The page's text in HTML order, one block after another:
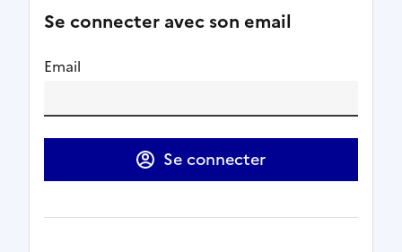
Se connecter avec son email
Email
Se connecter